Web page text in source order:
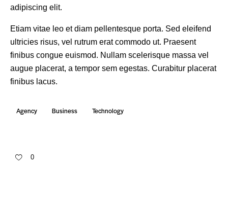
adipiscing elit.
Etiam vitae leo et diam pellentesque porta. Sed eleifend
ultricies risus, vel rutrum erat commodo ut. Praesent
finibus congue euismod. Nullam scelerisque massa vel
augue placerat, a tempor sem egestas. Curabitur placerat
finibus lacus.
Agency Business Technology
0